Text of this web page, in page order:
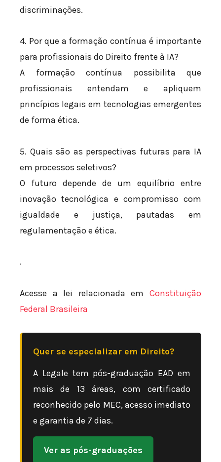
discriminações.
4. Por que a formação contínua é importante
para profissionais do Direito frente à IA?
A formação contínua possibilita que
profissionais entendam e apliquem
princípios legais em tecnologias emergentes
de forma ética.
5. Quais são as perspectivas futuras para IA
em processos seletivos?
O futuro depende de um equilíbrio entre
inovação tecnológica e compromisso com
igualdade e justiça, pautadas em
regulamentação e ética.
.
Acesse a lei relacionada em Constituição
Federal Brasileira
Quer se especializar em Direito?
A Legale tem pós-graduação EAD em
mais de 13 áreas, com certificado
reconhecido pelo MEC, acesso imediato
e garantia de 7 dias.
Ver as pós-graduações